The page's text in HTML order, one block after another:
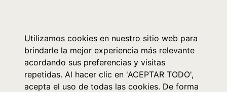
Utilizamos cookies en nuestro sitio web para
brindarle la mejor experiencia más relevante
acordando sus preferencias y visitas
repetidas. Al hacer clic en 'ACEPTAR TODO',
acepta el uso de todas las cookies. De forma